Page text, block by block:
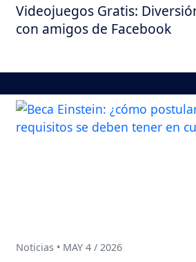
Videojuegos Gratis:
con amigos de Facebook
Noticias • MAY 4 / 2026